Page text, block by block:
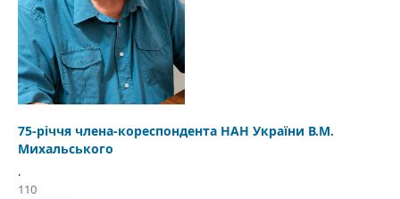
75-річчя члена-кореспондента НАН України В.М.
Михальського
.
110